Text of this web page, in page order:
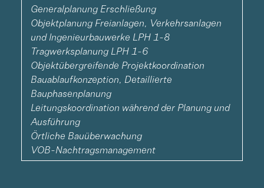
Generalplanung Erschließung
Objektplanung Freianlagen, Verkehrsanlagen
und Ingenieurbauwerke LPH 1-8
Tragwerksplanung LPH 1-6
Objektübergreifende Projektkoordination
Bauablaufkonzeption, Detaillierte
Bauphasenplanung
Leitungskoordination während der Planung und
Ausführung
Örtliche Bauüberwachung
VOB-Nachtragsmanagement